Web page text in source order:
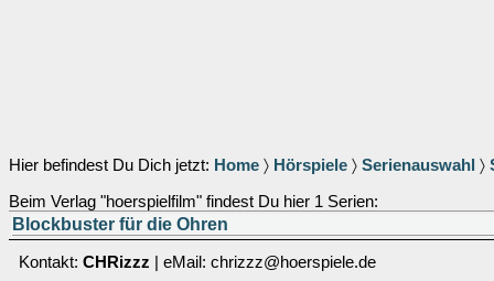
Hier befindest Du Dich jetzt: Home 〉 Hörspiele 〉 Serienauswahl 〉
Beim Verlag "hoerspielfilm" findest Du hier 1 Serien:
Blockbuster für die Ohren
Kontakt: CHRizzz | eMail: chrizzz@hoerspiele.de